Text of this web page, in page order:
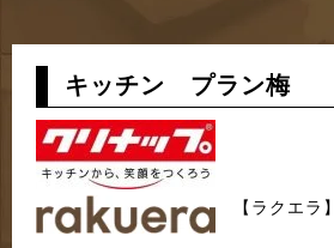
キッチン プラン梅
【ラクエラ】